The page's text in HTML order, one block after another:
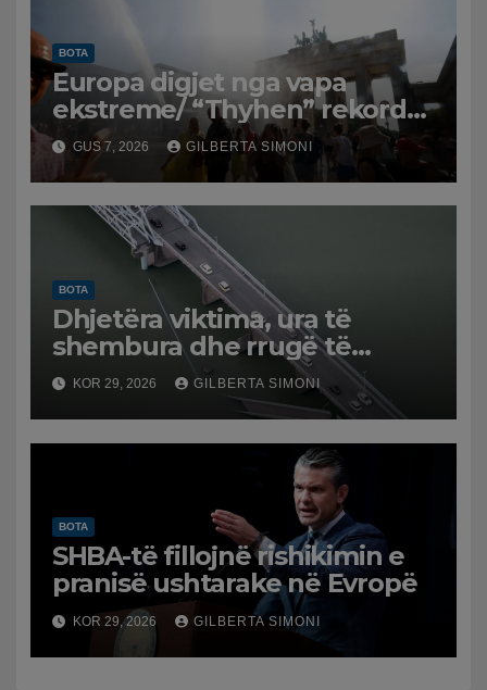
BOTA
Europa digjet nga vapa
ekstreme/ “Thyhen” rekordet
e temperaturave, mijëra
viktima nga nxehtësia
GUS 7, 2026 GILBERTA SIMONI
BOTA
Dhjetëra viktima, ura të
shembura dhe rrugë të
dëmtuara! Japonia goditet
nga tërmeti i fuqishëm,
qindra mijëra të evakuuar
KOR 29, 2026 GILBERTA SIMONI
BOTA
SHBA-të fillojnë rishikimin e
pranisë ushtarake në Evropë
KOR 29, 2026 GILBERTA SIMONI